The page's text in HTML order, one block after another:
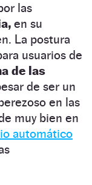
las
en su
La postura
usuarios de
de las
de ser un
en las
muy bien en
automático